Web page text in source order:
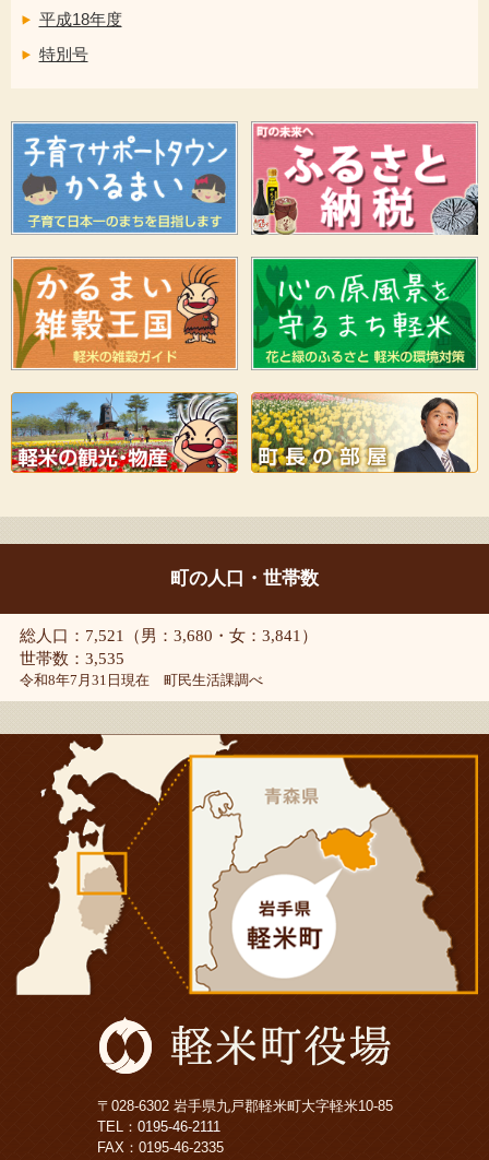
平成18年度
特別号
町の人口・世帯数
総人口：7,521（男：3,680・女：3,841）
世帯数：3,535
令和8年7月31日現在 町民生活課調べ
〒028-6302 岩手県九戸郡軽米町大字軽米10-85
TEL： 0195-46-2111
FAX：0195-46-2335